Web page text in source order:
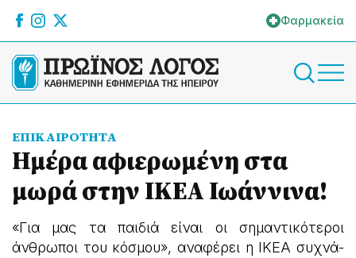
Φαρμακεία
ΕΠΙΚΑΙΡΟΤΗΤΑ
Ημέρα αφιερωμένη στα
μωρά στην ΙΚΕΑ Ιωάννινα!
«Για μας τα παιδιά είναι οι σημαντικότεροι
άνθρωποι του κόσμου», αναφέρει η ΙΚΕΑ συχνά-